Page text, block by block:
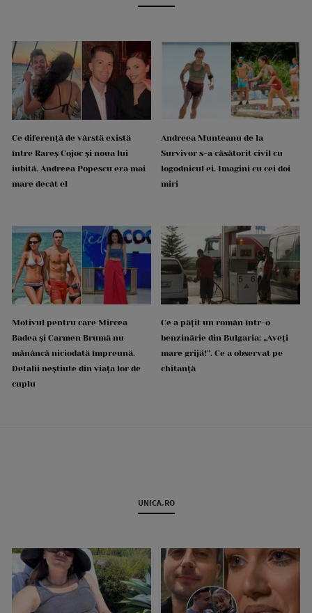
Ce diferență de vârstă există
între Rareș Cojoc și noua lui
iubită. Andreea Popescu era mai
mare decât el
Andreea Munteanu de la
Survivor s-a căsătorit civil cu
logodnicul ei. Imagini cu cei doi
miri
Motivul pentru care Mircea
Badea și Carmen Brumă nu
mănâncă niciodată împreună.
Detalii neștiute din viața lor de
cuplu
Ce a pățit un român într-o
benzinărie din Bulgaria: „Aveți
mare grijă!”. Ce a observat pe
chitanță
UNICA.RO